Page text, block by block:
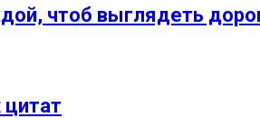
чтоб выглядеть
цитат